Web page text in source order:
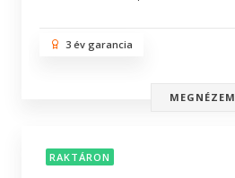
3 év garancia
MEGNÉZEM
RAKTÁRON